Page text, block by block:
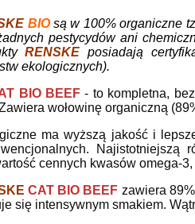
BIO są w 100% organiczne
pestycydów ani
RENSKE
posiadają
ekologicznych).
BIO BEEF - to kompletna,
wołowinę organiczną
ma wyższą jakość i
Najistotniejszą
cennych kwasów omega-
CAT BIO BEEF zawiera
się intensywnym smakiem.